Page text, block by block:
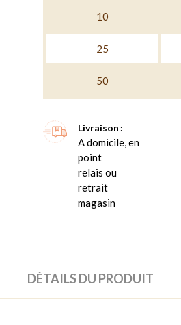
10
25
50
Livraison
A domicile, en
point
relais ou
retrait
magasin
DÉTAILS DU PRODUIT